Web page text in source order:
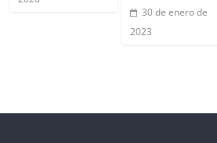
30 de enero de
2023